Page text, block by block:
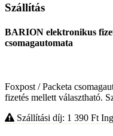
Szállítás
BARION elektronikus
csomagautomata
Foxpost / Packeta
fizetés mellett választható.
Szállítási díj: 1 390 Ft